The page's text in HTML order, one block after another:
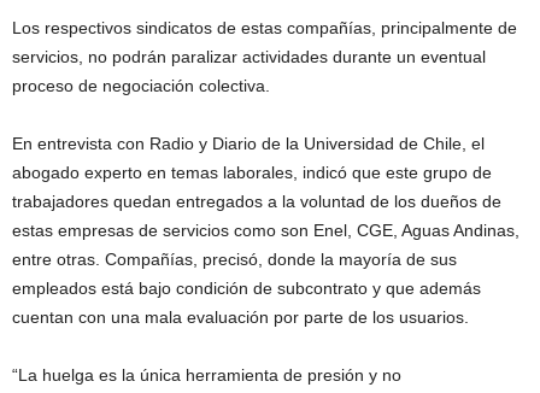
Los respectivos sindicatos de estas compañías, principalmente de
servicios, no podrán paralizar actividades durante un eventual
proceso de negociación colectiva.
En entrevista con Radio y Diario de la Universidad de Chile, el
abogado experto en temas laborales, indicó que este grupo de
trabajadores quedan entregados a la voluntad de los dueños de
estas empresas de servicios como son Enel, CGE, Aguas Andinas,
entre otras. Compañías, precisó, donde la mayoría de sus
empleados está bajo condición de subcontrato y que además
cuentan con una mala evaluación por parte de los usuarios.
“La huelga es la única herramienta de presión y no